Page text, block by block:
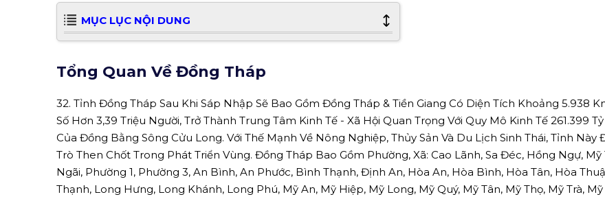
MỤC LỤC NỘI DUNG
Tổng Quan Về Đồng Tháp
32. Tỉnh Đồng Tháp Sau Khi Sáp Nhập Sẽ Bao Gồm Đồng Tháp & Tiền Giang Có Diện Tích Khoảng 5.938
Số Hơn 3,39 Triệu Người, Trở Thành Trung Tâm Kinh Tế - Xã Hội Quan Trọng Với Quy Mô Kinh Tế 261.399
Của Đồng Bằng Sông Cửu Long. Với Thế Mạnh Về Nông Nghiệp, Thủy Sản Và Du Lịch Sinh Thái, Tỉnh Này
Trò Then Chốt Trong Phát Triển Vùng. Đồng Tháp Bao Gồm Phường, Xã: Cao Lãnh, Sa Đéc, Hồng Ngự, Mỹ
Ngãi, Phường 1, Phường 3, An Bình, An Phước, Bình Thạnh, Định An, Hòa An, Hòa Bình, Hòa Tân, Hòa
Thạnh, Long Hưng, Long Khánh, Long Phú, Mỹ An, Mỹ Hiệp, Mỹ Long, Mỹ Quý, Mỹ Tân, Mỹ Thọ, Mỹ Trà,